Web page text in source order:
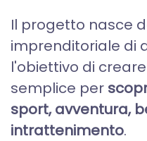
Il progetto nasce
imprenditoriale di
l'obiettivo di
semplice per
sport, avventura,
intrattenimento.